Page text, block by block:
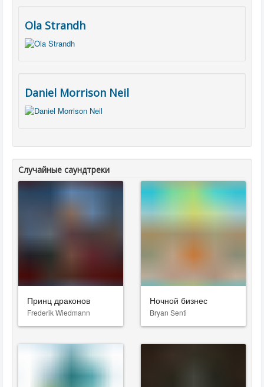
Ola Strandh
Daniel Morrison Neil
Случайные саундтреки
Принц драконов
Frederik Wiedmann
Ночной бизнес
Bryan Senti